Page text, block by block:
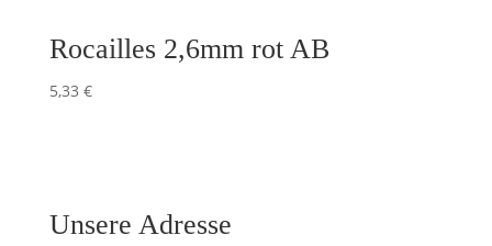
Rocailles 2,6mm rot AB
5,33 €
Unsere Adresse